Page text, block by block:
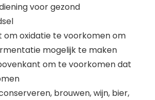
voor gezond
om oxidatie te voorkomen om
mogelijk te maken
om te voorkomen dat
brouwen, wijn, bier,